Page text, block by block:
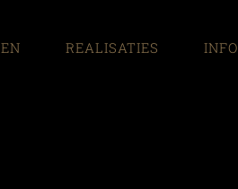
REALISATIES INFO